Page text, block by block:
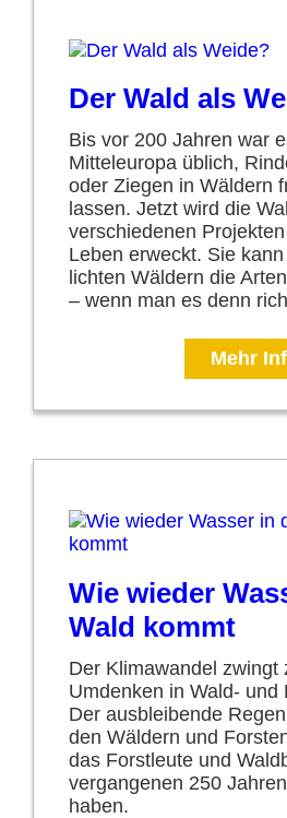
Der Wald als
Bis vor 200 Jahren war
Mitteleuropa üblich,
oder Ziegen in Wäldern
lassen. Jetzt wird die
verschiedenen
Leben erweckt. Sie
lichten Wäldern die
– wenn man es denn
Mehr
Wie wieder
Wald kommt
Der Klimawandel zwingt
Umdenken in Wald- und
Der ausbleibende
den Wäldern und
das Forstleute und
vergangenen 250
haben.